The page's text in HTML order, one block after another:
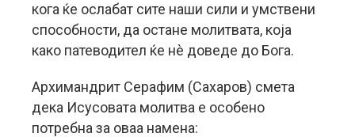
кога ќе ослабат сите наши сили и умствени
способности, да остане молитвата, која
како патеводител ќе нè доведе до Бога.
Архимандрит Серафим (Сахаров) смета
дека Исусовата молитва е особено
потребна за оваа намена: